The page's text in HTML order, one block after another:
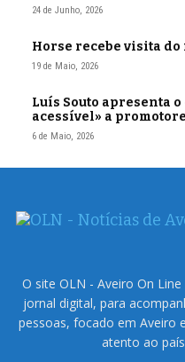
24 de Junho, 2026
Horse recebe visita
19 de Maio, 2026
Luís Souto apresenta
acessível» a
6 de Maio, 2026
O site OLN - Aveiro On
jornal digital, para
pessoas, focado em Aveiro
atento ao